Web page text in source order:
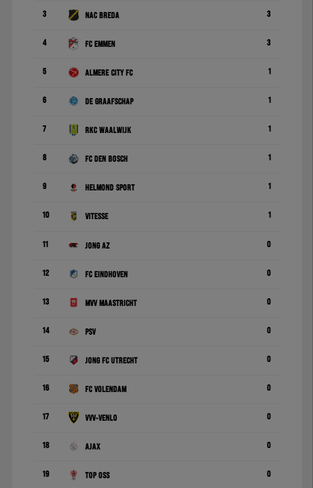
3 NAC Breda 3
4 FC Emmen 3
5 Almere City FC 1
6 De Graafschap 1
7 RKC Waalwijk 1
8 FC Den Bosch 1
9 Helmond Sport 1
10 Vitesse 1
11 Jong AZ 0
12 FC Eindhoven 0
13 MVV Maastricht 0
14 PSV 0
15 Jong FC Utrecht 0
16 FC Volendam 0
17 VVV-Venlo 0
18 Ajax 0
19 TOP Oss 0